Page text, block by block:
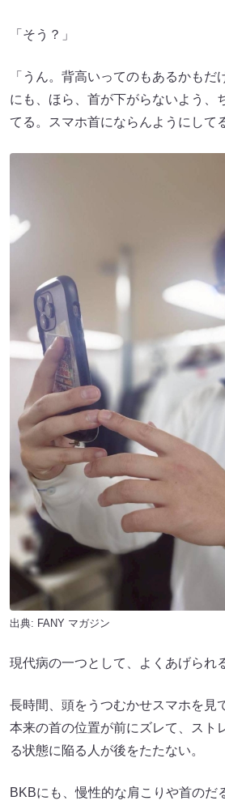
「そう？」
「うん。背高いってのもあるかもだ
にも、ほら、首が下がらないよう、
てる。スマホ首にならんようにして
出典: FANY マガジン
現代病の一つとして、よくあげられる
長時間、頭をうつむかせスマホを見
本来の首の位置が前にズレて、スト
る状態に陥る人が後をたたない。
BKBにも、慢性的な肩こりや首のだ